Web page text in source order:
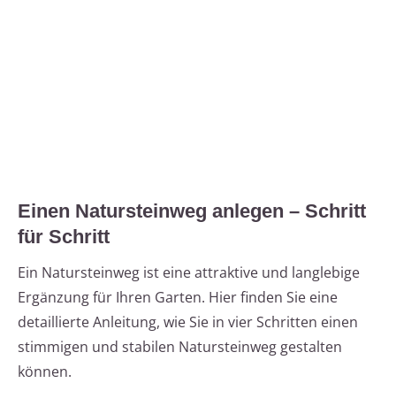
Einen Natursteinweg anlegen – Schritt
für Schritt
Ein Natursteinweg ist eine attraktive und langlebige
Ergänzung für Ihren Garten. Hier finden Sie eine
detaillierte Anleitung, wie Sie in vier Schritten einen
stimmigen und stabilen Natursteinweg gestalten
können.